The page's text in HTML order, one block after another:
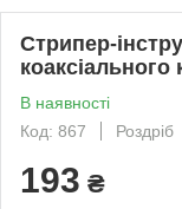
Стрипер-
В наявності
Код: 867
Роздріб
193 ₴